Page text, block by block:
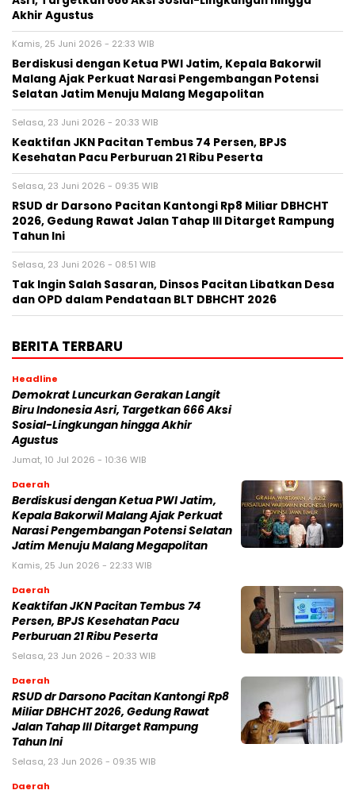
Akhir Agustus
Kamis, 25 Juni 2026 - 22:33 WIB
Berdiskusi dengan Ketua PWI Jatim, Kepala Bakorwil
Malang Ajak Perkuat Narasi Pengembangan Potensi
Selatan Jatim Menuju Malang Megapolitan
Selasa, 23 Juni 2026 - 20:33 WIB
Keaktifan JKN Pacitan Tembus 74 Persen, BPJS
Kesehatan Pacu Perburuan 21 Ribu Peserta
Selasa, 23 Juni 2026 - 09:35 WIB
RSUD dr Darsono Pacitan Kantongi Rp8 Miliar DBHCHT
2026, Gedung Rawat Jalan Tahap III Ditarget Rampung
Tahun Ini
Selasa, 23 Juni 2026 - 08:51 WIB
Tak Ingin Salah Sasaran, Dinsos Pacitan Libatkan Desa
dan OPD dalam Pendataan BLT DBHCHT 2026
BERITA TERBARU
Headline
Demokrat Luncurkan Gerakan Langit
Biru Indonesia Asri, Targetkan 666 Aksi
Sosial-Lingkungan hingga Akhir
Agustus
Jumat, 10 Jul 2026 - 10:36 WIB
Daerah
Berdiskusi dengan Ketua PWI Jatim,
Kepala Bakorwil Malang Ajak Perkuat
Narasi Pengembangan Potensi Selatan
Jatim Menuju Malang Megapolitan
Kamis, 25 Jun 2026 - 22:33 WIB
Daerah
Keaktifan JKN Pacitan Tembus 74
Persen, BPJS Kesehatan Pacu
Perburuan 21 Ribu Peserta
Selasa, 23 Jun 2026 - 20:33 WIB
Daerah
RSUD dr Darsono Pacitan Kantongi Rp8
Miliar DBHCHT 2026, Gedung Rawat
Jalan Tahap III Ditarget Rampung
Tahun Ini
Selasa, 23 Jun 2026 - 09:35 WIB
Daerah